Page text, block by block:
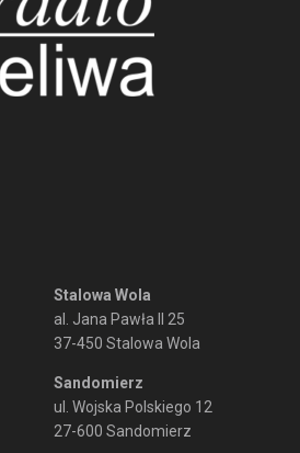
Stalowa Wola
al. Jana Pawła II 25
37-450 Stalowa Wola
Sandomierz
ul. Wojska Polskiego 12
27-600 Sandomierz